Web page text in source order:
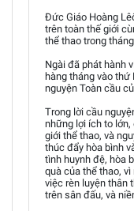
Đức Giáo Hoàng
trên toàn thế giới
thể thao trong
Ngài đã phát hành
hàng tháng vào
nguyện Toàn cầu
Trong lời cầu
những lợi ích to
giới thể thao, và
thúc đẩy hòa bình
tình huynh đệ, hòa
quà của thể thao,
việc rèn luyện thân
trên sân đấu, và